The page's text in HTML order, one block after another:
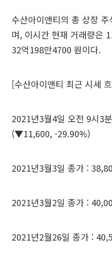
수산아이앤티의 총 상장
며, 이시간 현재 거래량은
32억198만4700 원이다.
[수산아이앤티 최근 시세
2021년3월4일 오전 9시3
(▼11,600, -29.90%)
2021년3월3일 종가 :
2021년3월2일 종가 :
2021년2월26일 종가 :